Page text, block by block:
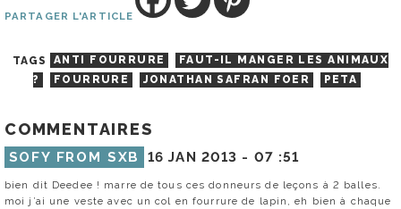
PARTAGER L'ARTICLE
TAGS ANTI FOURRURE
FAUT-IL MANGER LES ANIMAUX
?
FOURRURE JONATHAN SAFRAN FOER PETA
COMMENTAIRES
SOFY FROM SXB 16 JAN 2013 - 07 :51
bien dit Deedee ! marre de tous ces donneurs de leçons à 2 balles.
moi j’ai une veste avec un col en fourrure de lapin, eh bien à chaque